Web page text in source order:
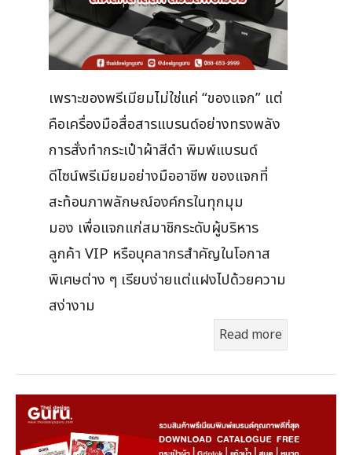
เพราะของพรีเมียมไม่ใช่แค่ “ของแจก” แต่
คือเครื่องมือสื่อสารแบรนด์อย่างทรงพลัง
การสั่งทำกระเป๋าผ้าสีดำ พิมพ์แบรนด์
ดีไซน์พรีเมียมอย่างมืออาชีพ ของแจกที่
สะท้อนภาพลักษณ์องค์กรในทุกมุม
มอง เพื่อแจกแก่สมาชิกระดับผู้บริหาร
ลูกค้า VIP หรือบุคลากรสำคัญในโอกาส
พิเศษต่าง ๆ เรียบง่ายแต่แฝงไปด้วยความ
สง่างาม
Read more